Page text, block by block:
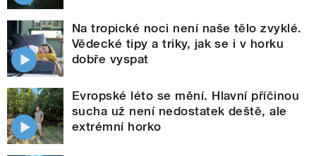
Na tropické noci není naše tělo zvyklé.
Vědecké tipy a triky, jak se i v horku
dobře vyspat
Evropské léto se mění. Hlavní příčinou
sucha už není nedostatek deště, ale
extrémní horko